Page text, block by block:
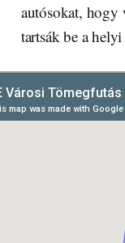
autósokat, hogy
tartsák be a